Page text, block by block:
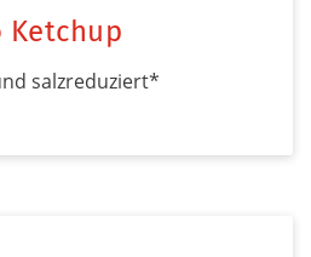
Ketchup
salzreduziert*